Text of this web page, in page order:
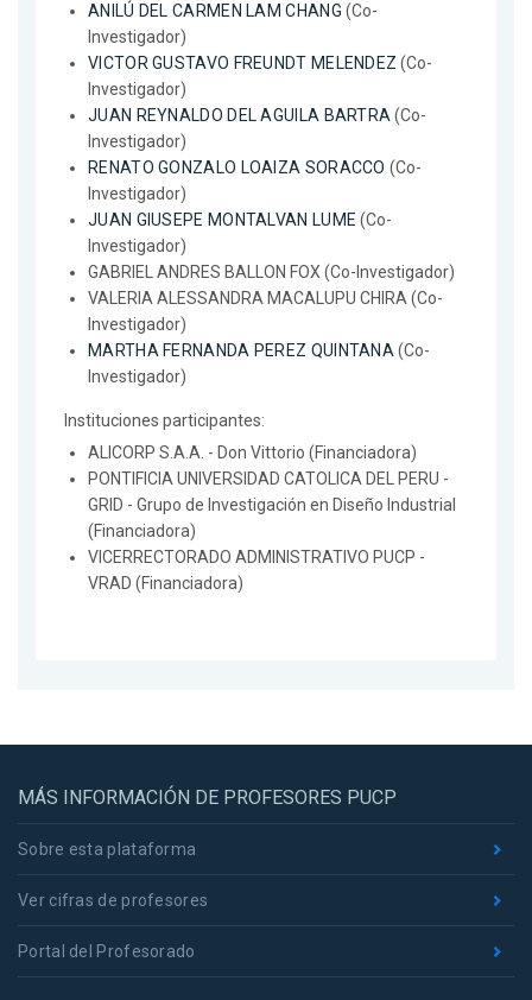
ANILÚ DEL CARMEN LAM CHANG (Co-
Investigador)
VICTOR GUSTAVO FREUNDT MELENDEZ (Co-
Investigador)
JUAN REYNALDO DEL AGUILA BARTRA(Co-
Investigador)
RENATO GONZALO LOAIZA SORACCO (Co-
Investigador)
JUAN GIUSEPE MONTALVAN LUME (Co-
Investigador)
GABRIEL ANDRES BALLON FOX (Co-Investigador)
VALERIA ALESSANDRA MACALUPU CHIRA (Co-
Investigador)
MARTHA FERNANDA PEREZ QUINTANA(Co-
Investigador)
Instituciones participantes:
ALICORP S.A.A. - Don Vittorio (Financiadora)
PONTIFICIA UNIVERSIDAD CATOLICA DEL PERU -
GRID - Grupo de Investigación en Diseño Industrial
(Financiadora)
VICERRECTORADO ADMINISTRATIVO PUCP -
VRAD (Financiadora)
MÁS INFORMACIÓN DE PROFESORES PUCP
Sobre esta plataforma
Ver cifras de profesores
Portal del Profesorado